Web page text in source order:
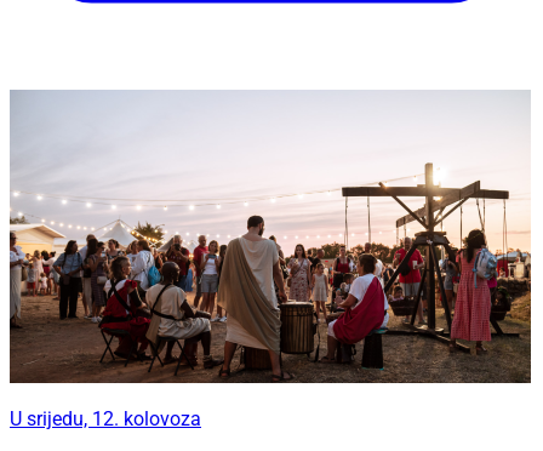
U srijedu, 12. kolovoza